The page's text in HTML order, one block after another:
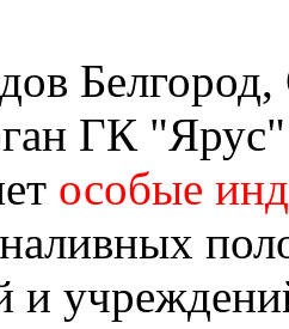
ГК "Ярус"
особые
и